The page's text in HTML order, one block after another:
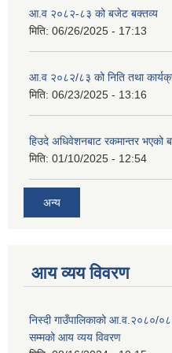
आ.व २०८२-८३ को बजेट बक्तव्य
मिति: 06/26/2025 - 17:13
आ.व २०८२/८३ को निति तथा
मिति: 06/23/2025 - 13:16
हिउदे अधिवेशनबाट रकमान्तर भएको
मिति: 01/10/2025 - 12:54
अन्य
आय व्यय विवरण
निस्दी गाउँपालिकाको
सम्मको आय व्यय विवरण